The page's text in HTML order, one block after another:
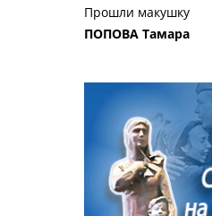
Прошли макушку
ПОПОВА Тамара